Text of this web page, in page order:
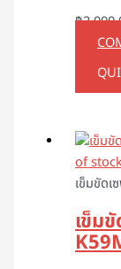
฿
of
เข็มขัดเ
เข็ม